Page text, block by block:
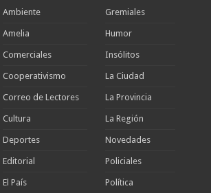
Ambiente
Amelia
Comerciales
Cooperativismo
Correo de Lectores
Cultura
Deportes
Editorial
El País
Gremiales
Humor
Insólitos
La Ciudad
La Provincia
La Región
Novedades
Policiales
Política